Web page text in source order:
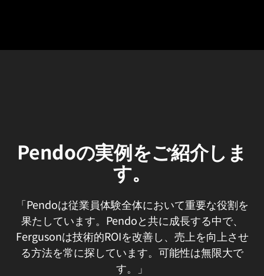
Pendoの実例をご紹介しま
す。
「Pendoは従業員体験全体において重要な役割を
果たしています。Pendoと共に成長する中で、
Fergusonは技術的ROIを改善し、売上を向上させ
る方法を常に探しています。可能性は無限大で
す。」